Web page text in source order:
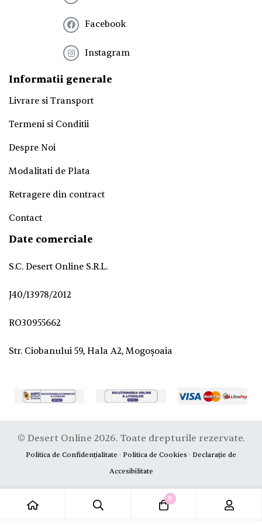
Facebook
Instagram
Informatii generale
Livrare si Transport
Termeni si Conditii
Despre Noi
Modalitati de Plata
Retragere din contract
Contact
Date comerciale
S.C. Desert Online S.R.L.
J40/13978/2012
RO30955662
Str. Ciobanului 59, Hala A2, Mogoșoaia
© Desert Online 2026. Toate drepturile rezervate.
Politica de Confidențialitate · Politica de Cookies · Declarație de
Accesibilitate
0